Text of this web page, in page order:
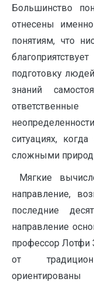
Большинство
отнесены
понятиям, что
подготовку
знаний
ситуациях,
сложными
Мягкие
направление,
последние
направление
профессор Лотфи
от